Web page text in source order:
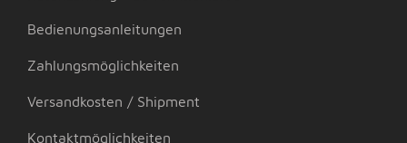
Bedienungsanleitungen
Zahlungsmöglichkeiten
Versandkosten / Shipment
Kontaktmöglichkeiten